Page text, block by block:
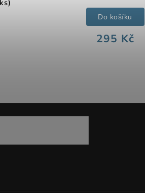
295 Kč
Do košíku